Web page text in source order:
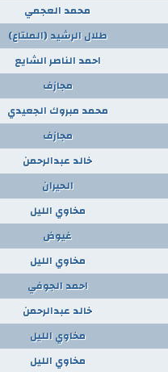
محمد العجمي
طلال الرشيد (الملتاع)
احمد الناصر الشايع
مجازف
محمد مبروك الجعيدي
مجازف
خالد عبدالرحمن
الحيران
مخاوي الليل
غيوض
مخاوي الليل
احمد الجوفي
خالد عبدالرحمن
مخاوي الليل
مخاوي الليل